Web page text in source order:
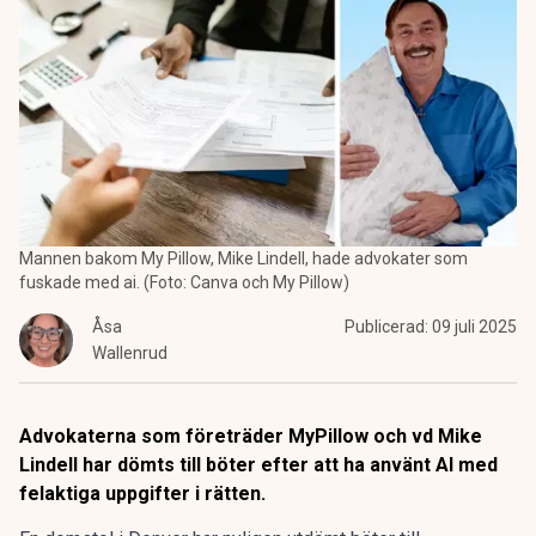
Mannen bakom My Pillow, Mike Lindell, hade advokater som
fuskade med ai. (Foto: Canva och My Pillow)
Åsa
Wallenrud
Publicerad: 09 juli 2025
Advokaterna som företräder MyPillow och vd Mike
Lindell har dömts till böter efter att ha använt AI med
felaktiga uppgifter i rätten.